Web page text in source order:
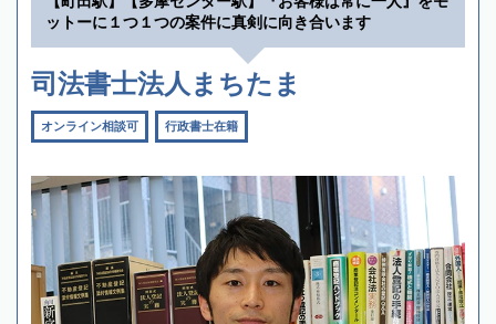
ットーに１つ１つの案件に真剣に向き合います
司法書士法人まちたま
オンライン相談可 行政書士在籍